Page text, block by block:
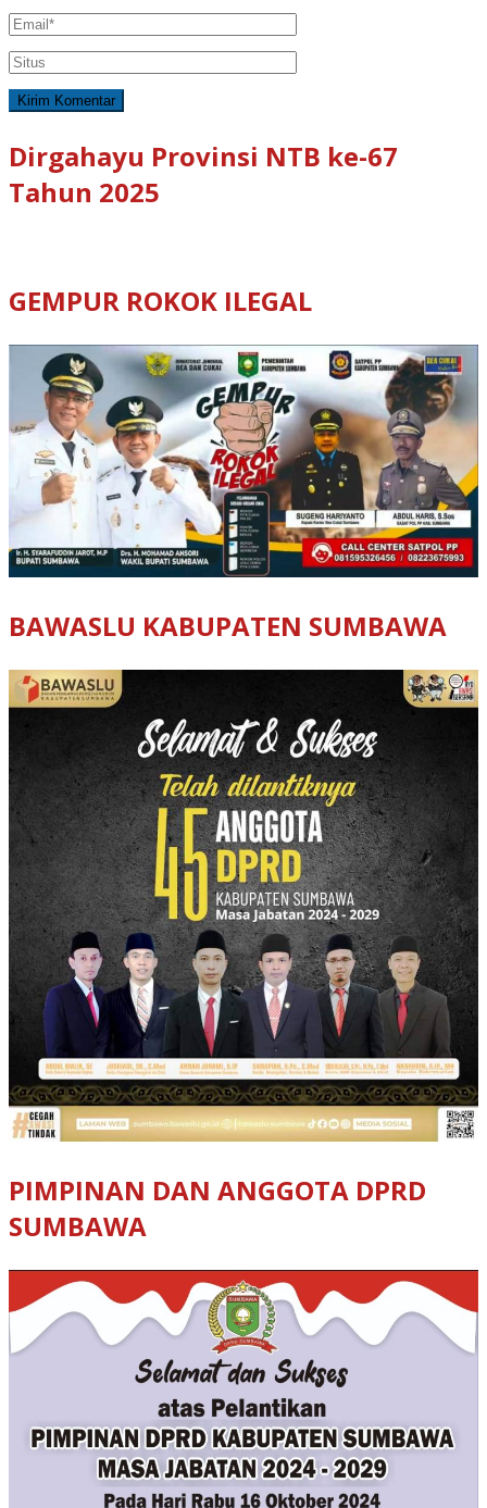
Dirgahayu Provinsi NTB ke-67
Tahun 2025
GEMPUR ROKOK ILEGAL
BAWASLU KABUPATEN SUMBAWA
PIMPINAN DAN ANGGOTA DPRD
SUMBAWA